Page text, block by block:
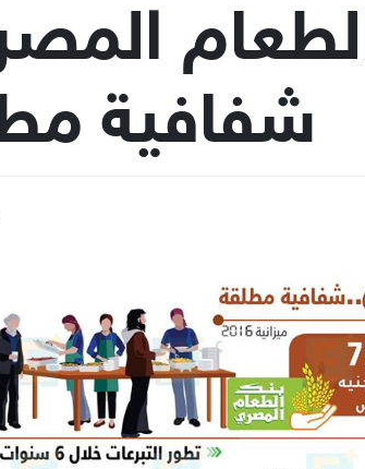
شفافية